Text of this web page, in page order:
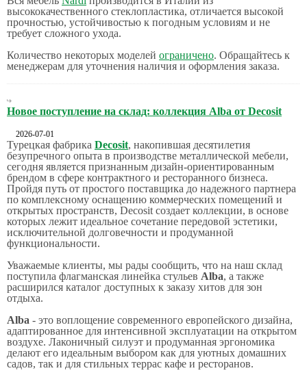
высококачественного стеклопластика, отличается высокой
прочностью, устойчивостью к погодным условиям и не
требует сложного ухода.
Количество некоторых моделей ограничено. Обращайтесь к
менеджерам для уточнения наличия и оформления заказа.
Новое поступление на склад: коллекция Alba от Decosit
2026-07-01
Турецкая фабрика Decosit, накопившая десятилетия
безупречного опыта в производстве металлической мебели,
сегодня является признанным дизайн-ориентированным
брендом в сфере контрактного и ресторанного бизнеса.
Пройдя путь от простого поставщика до надежного партнера
по комплексному оснащению коммерческих помещений и
открытых пространств, Decosit создает коллекции, в основе
которых лежит идеальное сочетание передовой эстетики,
исключительной долговечности и продуманной
функциональности.
Уважаемые клиенты, мы рады сообщить, что на наш склад
поступила флагманская линейка стульев Alba, а также
расширился каталог доступных к заказу хитов для зон
отдыха.
Alba - это воплощение современного европейского дизайна,
адаптированное для интенсивной эксплуатации на открытом
воздухе. Лаконичный силуэт и продуманная эргономика
делают его идеальным выбором как для уютных домашних
садов, так и для стильных террас кафе и ресторанов.